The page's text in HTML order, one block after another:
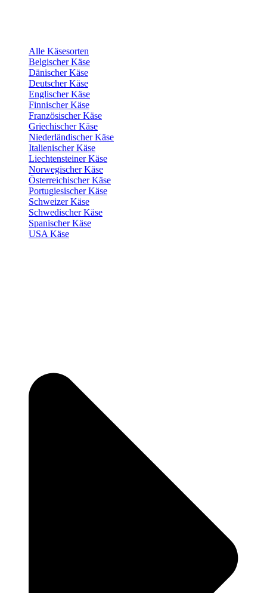
Alle Käsesorten
Belgischer Käse
Dänischer Käse
Deutscher Käse
Englischer Käse
Finnischer Käse
Französischer Käse
Griechischer Käse
Niederländischer Käse
Italienischer Käse
Liechtensteiner Käse
Norwegischer Käse
Österreichischer Käse
Portugiesischer Käse
Schweizer Käse
Schwedischer Käse
Spanischer Käse
USA Käse